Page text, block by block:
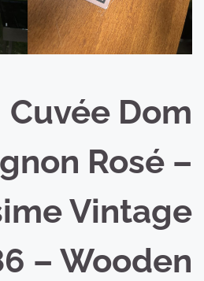
Cuvée Dom
Rosé –
Vintage
– Wooden